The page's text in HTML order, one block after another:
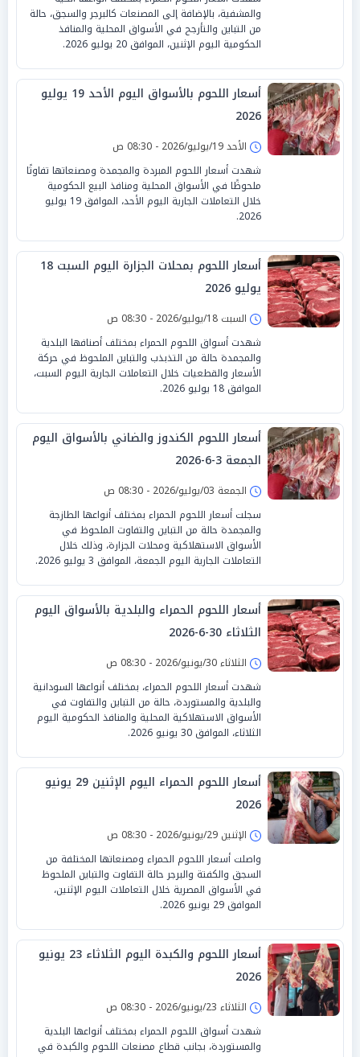
والمشفية، بالإضافة إلى المصنعات كالبرجر والسجق، حالة
من التباين والتأرجح في الأسواق المحلية والمنافذ
الحكومية اليوم الإثنين، الموافق 20 يوليو 2026.
أسعار اللحوم بالأسواق اليوم الأحد 19 يوليو
2026
الأحد 19/يوليو/2026 - 08:30 ص
شهدت أسعار اللحوم المبردة والمجمدة ومصنعاتها تفاوتًا
ملحوظًا في الأسواق المحلية ومنافذ البيع الحكومية
خلال التعاملات الجارية اليوم الأحد، الموافق 19 يوليو
2026.
أسعار اللحوم بمحلات الجزارة اليوم السبت 18
يوليو 2026
السبت 18/يوليو/2026 - 08:30 ص
شهدت أسواق اللحوم الحمراء بمختلف أصنافها البلدية
والمجمدة حالة من التذبذب والتباين الملحوظ في حركة
الأسعار والقطعيات خلال التعاملات الجارية اليوم السبت،
الموافق 18 يوليو 2026.
أسعار اللحوم الكندوز والضاني بالأسواق اليوم
الجمعة 3-6-2026
الجمعة 03/يوليو/2026 - 08:30 ص
سجلت أسعار اللحوم الحمراء بمختلف أنواعها الطازجة
والمجمدة حالة من التباين والتفاوت الملحوظ في
الأسواق الاستهلاكية ومحلات الجزارة، وذلك خلال
التعاملات الجارية اليوم الجمعة، الموافق 3 يوليو 2026.
أسعار اللحوم الحمراء والبلدية بالأسواق اليوم
الثلاثاء 30-6-2026
الثلاثاء 30/يونيو/2026 - 08:30 ص
شهدت أسعار اللحوم الحمراء، بمختلف أنواعها السودانية
والبلدية والمستوردة، حالة من التباين والتفاوت في
الأسواق الاستهلاكية المحلية والمنافذ الحكومية اليوم
الثلاثاء، الموافق 30 يونيو 2026.
أسعار اللحوم الحمراء اليوم الإثنين 29 يونيو
2026
الإثنين 29/يونيو/2026 - 08:30 ص
واصلت أسعار اللحوم الحمراء ومصنعاتها المختلفة من
السجق والكفتة والبرجر حالة التفاوت والتباين الملحوظ
في الأسواق المصرية خلال التعاملات اليوم الإثنين،
الموافق 29 يونيو 2026.
أسعار اللحوم والكبدة اليوم الثلاثاء 23 يونيو
2026
الثلاثاء 23/يونيو/2026 - 08:30 ص
شهدت أسواق اللحوم الحمراء بمختلف أنواعها البلدية
والمستوردة، بجانب قطاع مصنعات اللحوم والكبدة في